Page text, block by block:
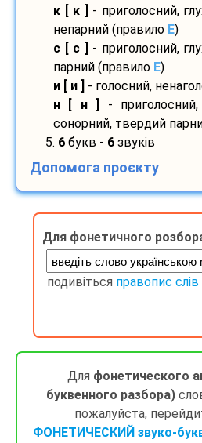
к [ к ]
- приголосний,
непарний (правило E)
с [ с ]
- приголосний,
парний (правило E)
и [ и ]
- голосний,
н [ н ]
-
сонорний, твердий
5. 6 букв - 6 звуків
Допомога проєкту
Для фонетичного
подивіться правопис
Для фонетического
буквенного разбора)
пожалуйста,
ФОНЕТИЧЕСКИЙ звуко-